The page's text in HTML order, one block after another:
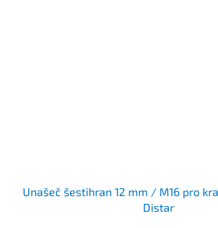
Unašeč šestihran 12 mm / M16 pro
Distar